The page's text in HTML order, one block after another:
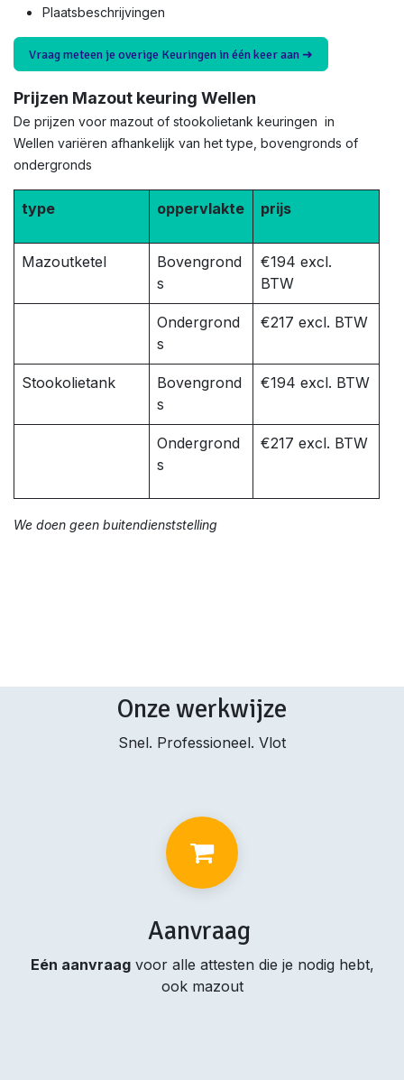
Plaatsbeschrijvingen
Vraag meteen je overige Keuringen in één keer aan ➜
Prijzen Mazout keuring Wellen
De prijzen voor mazout of stookolietank keuringen in
Wellen variëren afhankelijk van het type, bovengronds of
ondergronds
type oppervlakte prijs
Mazoutketel
Bovengrond
s
€194 excl.
BTW
Ondergrond
s
€217 excl. BTW
Stookolietank
Bovengrond
s
€194 excl. BTW
Ondergrond
s
€217 excl. BTW
We doen geen buitendienststelling
Onze werkwijze
Snel. Professioneel. Vlot
Aanvraag
Eén aanvraagvoor alle attesten die je nodig hebt,
ook mazout